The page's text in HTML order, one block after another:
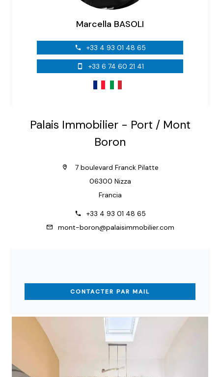
Marcella BASOLI
+33 4 93 01 48 65
+33 6 74 60 21 41
Palais Immobilier - Port / Mont
Boron
7 boulevard Franck Pilatte
06300 Nizza
Francia
+33 4 93 01 48 65
mont-boron@palaisimmobilier.com
CONTACTER PAR MAIL